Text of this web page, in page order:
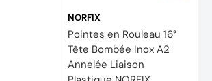
NORFIX
Pointes en Rouleau 16°
Tête Bombée Inox A2
Annelée Liaison